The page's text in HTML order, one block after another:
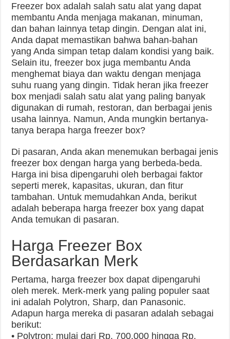
Freezer box adalah salah satu alat yang dapat
membantu Anda menjaga makanan, minuman,
dan bahan lainnya tetap dingin. Dengan alat ini,
Anda dapat memastikan bahwa bahan-bahan
yang Anda simpan tetap dalam kondisi yang baik.
Selain itu, freezer box juga membantu Anda
menghemat biaya dan waktu dengan menjaga
suhu ruang yang dingin. Tidak heran jika freezer
box menjadi salah satu alat yang paling banyak
digunakan di rumah, restoran, dan berbagai jenis
usaha lainnya. Namun, Anda mungkin bertanya-
tanya berapa harga freezer box?
Di pasaran, Anda akan menemukan berbagai jenis
freezer box dengan harga yang berbeda-beda.
Harga ini bisa dipengaruhi oleh berbagai faktor
seperti merek, kapasitas, ukuran, dan fitur
tambahan. Untuk memudahkan Anda, berikut
adalah beberapa harga freezer box yang dapat
Anda temukan di pasaran.
Harga Freezer Box
Berdasarkan Merk
Pertama, harga freezer box dapat dipengaruhi
oleh merek. Merk-merk yang paling populer saat
ini adalah Polytron, Sharp, dan Panasonic.
Adapun harga mereka di pasaran adalah sebagai
berikut:
• Polytron: mulai dari Rp. 700.000 hingga Rp.